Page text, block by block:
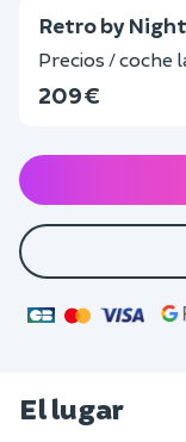
Retro by
Precios / coche
209 €
El lugar